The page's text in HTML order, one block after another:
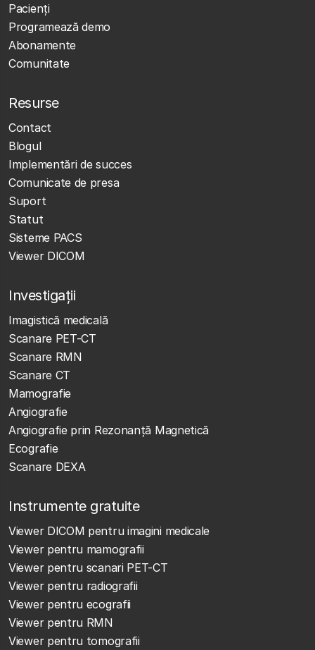
Pacienți
Programează demo
Abonamente
Comunitate
Resurse
Contact
Blogul
Implementări de succes
Comunicate de presa
Suport
Statut
Sisteme PACS
Viewer DICOM
Investigații
Imagistică medicală
Scanare PET-CT
Scanare RMN
Scanare CT
Mamografie
Angiografie
Angiografie prin Rezonanță Magnetică
Ecografie
Scanare DEXA
Instrumente gratuite
Viewer DICOM pentru imagini medicale
Viewer pentru mamografii
Viewer pentru scanari PET-CT
Viewer pentru radiografii
Viewer pentru ecografii
Viewer pentru RMN
Viewer pentru tomografii